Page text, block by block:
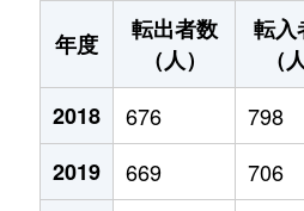
年度
転出者数
（人）
転入
（
2018
676 798
2019
669 706